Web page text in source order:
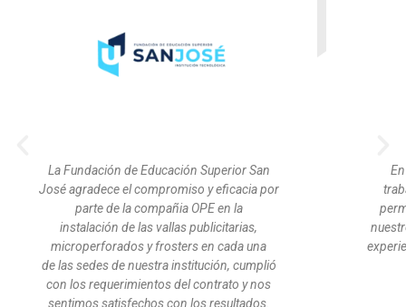
La Fundación de Educación Superior San
José agradece el compromiso y eficacia por
parte de la compañia OPE en la
instalación de las vallas publicitarias,
microperforados y frosters en cada una
de las sedes de nuestra institución, cumplió
con los requerimientos del contrato y nos
sentimos satisfechos con los resultados.